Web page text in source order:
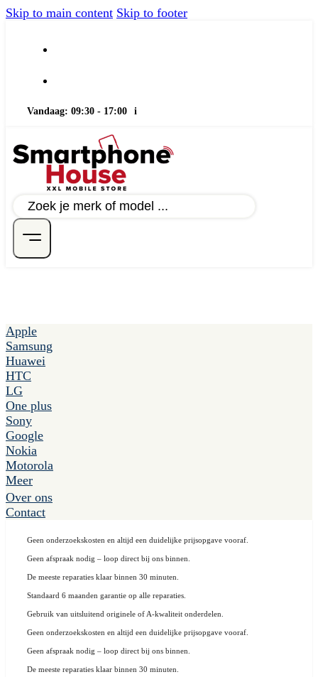
Skip to main content Skip to footer
Vandaag: 09:30 - 17:00 i
Apple
Samsung
Huawei
HTC
LG
One plus
Sony
Google
Nokia
Motorola
Meer
Over ons
Contact
Geen onderzoekskosten en altijd een duidelijke prijsopgave vooraf.
Geen afspraak nodig – loop direct bij ons binnen.
De meeste reparaties klaar binnen 30 minuten.
Standaard 6 maanden garantie op alle reparaties.
Gebruik van uitsluitend originele of A-kwaliteit onderdelen.
Geen onderzoekskosten en altijd een duidelijke prijsopgave vooraf.
Geen afspraak nodig – loop direct bij ons binnen.
De meeste reparaties klaar binnen 30 minuten.